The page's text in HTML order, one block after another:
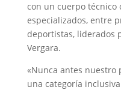
con un cuerpo técnico
especializados, entre
deportistas, liderados
Vergara.
«Nunca antes nuestro
una categoría